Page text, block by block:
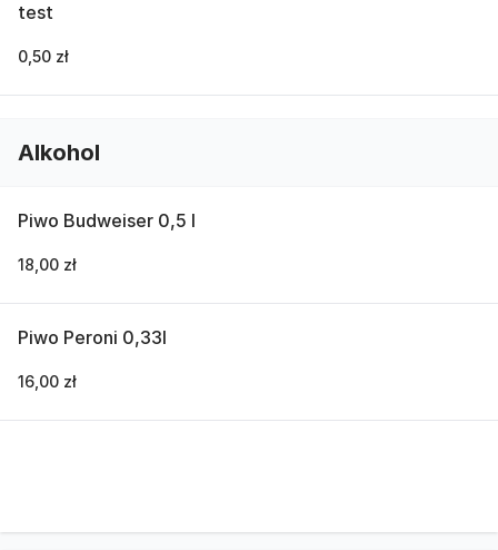
test
0,50 zł
Alkohol
Piwo Budweiser 0,5 l
18,00 zł
Piwo Peroni 0,33l
16,00 zł